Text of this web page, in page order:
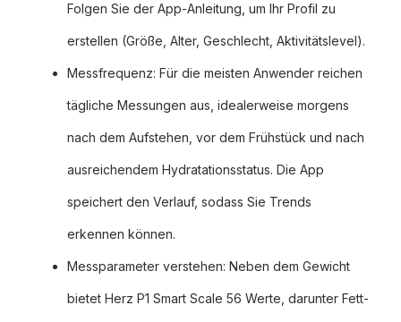
Folgen Sie der App-Anleitung, um Ihr Profil zu
erstellen (Größe, Alter, Geschlecht, Aktivitätslevel).
Messfrequenz: Für die meisten Anwender reichen
tägliche Messungen aus, idealerweise morgens
nach dem Aufstehen, vor dem Frühstück und nach
ausreichendem Hydratationsstatus. Die App
speichert den Verlauf, sodass Sie Trends
erkennen können.
Messparameter verstehen: Neben dem Gewicht
bietet Herz P1 Smart Scale 56 Werte, darunter Fett-